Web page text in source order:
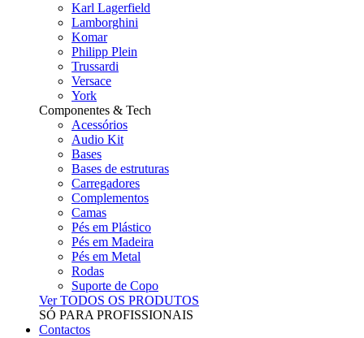
Karl Lagerfield
Lamborghini
Komar
Philipp Plein
Trussardi
Versace
York
Componentes & Tech
Acessórios
Audio Kit
Bases
Bases de estruturas
Carregadores
Complementos
Camas
Pés em Plástico
Pés em Madeira
Pés em Metal
Rodas
Suporte de Copo
Ver TODOS OS PRODUTOS
SÓ PARA PROFISSIONAIS
Contactos